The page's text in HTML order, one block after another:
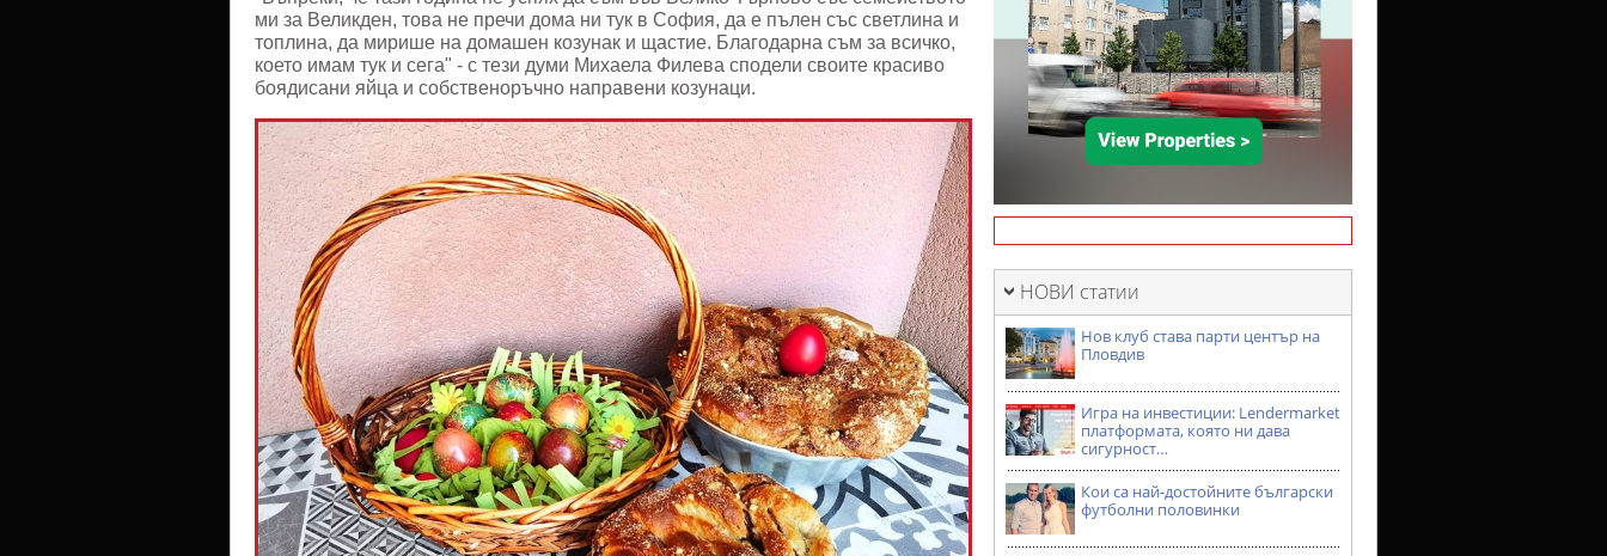
ми за Великден, това не пречи дома ни тук в София, да е пълен със светлина и
топлина, да мирише на домашен козунак и щастие. Благодарна съм за всичко,
което имам тук и сега" - с тези думи Михаела Филева сподели своите красиво
боядисани яйца и собственоръчно направени козунаци.
НОВИ статии
Нов клуб става парти център на
Пловдив
Игра на инвестиции: Lendermarket
платформата, която ни дава
сигурност…
Кои са най-достойните български
футболни половинки